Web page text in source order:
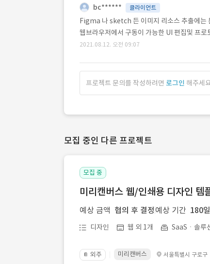
bc****** 클라이언트
Figma 나 sketch 든 이미지 리소스 추출에는
웹브라우저에서 구동이 가능한 UI 편집및 프
2021.08.12. 오전 09:07
프로젝트 문의를 작성하려면 로그인 해주세
모집 중인 다른 프로젝트
모집 중
미리캔버스 웹/인쇄용 디자인 템
예상 금액 협의 후 결정 예상 기간 180일
디자인 웹 외 1개 SaaSㆍ솔루
📔 외주 미리캔버스 서울특별시 구로구